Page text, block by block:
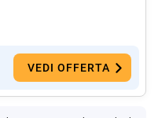
VEDI OFFERTA